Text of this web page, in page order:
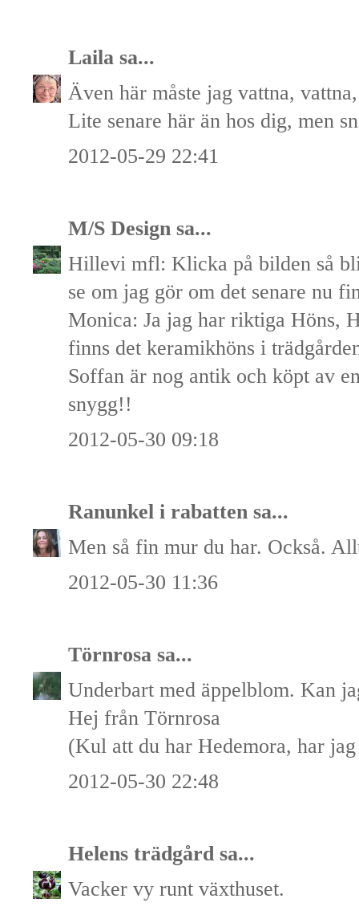
Laila sa...
Även här måste jag vattna,
Lite senare här än hos dig, men
2012-05-29 22:41
M/S Design sa...
Hillevi mfl: Klicka på bilden så
se om jag gör om det senare nu
Monica: Ja jag har riktiga Höns,
finns det keramikhöns i
Soffan är nog antik och köpt av
snygg!!
2012-05-30 09:18
Ranunkel i rabatten sa...
Men så fin mur du har. Också.
2012-05-30 11:36
Törnrosa sa...
Underbart med äppelblom. Kan
Hej från Törnrosa
(Kul att du har Hedemora, har
2012-05-30 22:48
Helens trädgård sa...
Vacker vy runt växthuset.